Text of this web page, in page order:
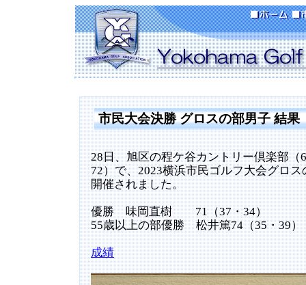
市民大会決勝 グロスの部男子 結果
28日、旭区の程ケ谷カントリー倶楽部（
72）で、2023横浜市民ゴルフ大会グロ
開催されました。
優勝 味岡直樹 71（37・34）
55歳以上の部優勝 松井篤74（35・39）
成績